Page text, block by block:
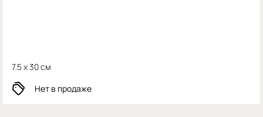
7.5 x 30 см
Нет в продаже